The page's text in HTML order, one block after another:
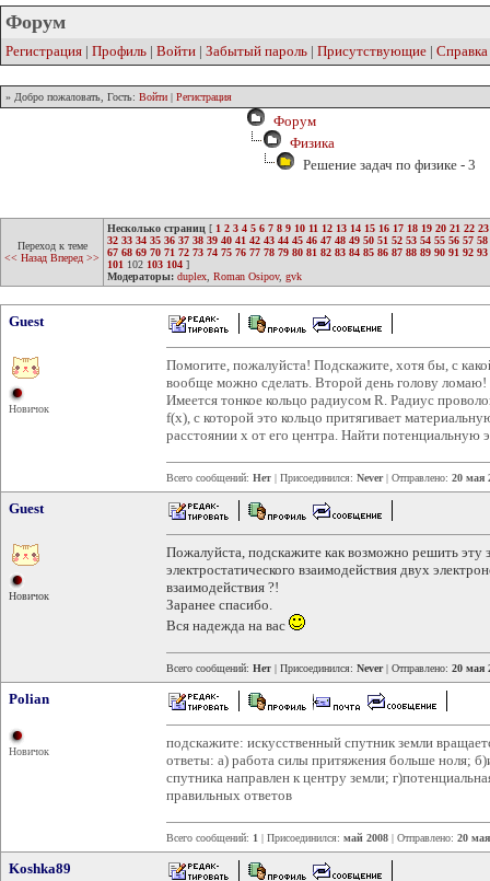
Форум
Регистрация | Профиль | Войти | Забытый пароль | Присутствующие | Справка
» Добро пожаловать, Гость: Войти | Регистрация
Форум
Физика
Решение задач по физике - 3
Переход к теме
<< Назад Вперед >>
Несколько страниц [ 1 2 3 4 5 6 7 8 9 10 11 12 13 14 15 16 17 18 19 20 21 22 23
32 33 34 35 36 37 38 39 40 41 42 43 44 45 46 47 48 49 50 51 52 53 54 55 56 57 58
67 68 69 70 71 72 73 74 75 76 77 78 79 80 81 82 83 84 85 86 87 88 89 90 91 92 93
101 102 103 104 ]
Модераторы: duplex Roman Osipov, gvk
Guest
Новичок
Помогите, пожалуйста! Подскажите, хотя бы, с
вообще можно сделать. Второй день голову ломаю!
Имеется тонкое кольцо радиусом R. Радиус
f(x), с которой это кольцо притягивает
расстоянии x от его центра. Найти потенциальную
Всего сообщений: Нет | Присоединился: Never| Отправлено: 20 мая
Guest
Новичок
Пожалуйста, подскажите как возможно решить эту
электростатического взаимодействия двух
взаимодействия ?!
Заранее спасибо.
Вся надежда на вас
Всего сообщений: Нет | Присоединился: Never| Отправлено: 20 мая
Polian
Новичок
подскажите: искусственный спутник земли
ответы: а) работа силы притяжения больше ноля;
спутника направлен к центру земли;
правильных ответов
Всего сообщений: 1 | Присоединился: май 2008 | Отправлено: 20
Koshka89